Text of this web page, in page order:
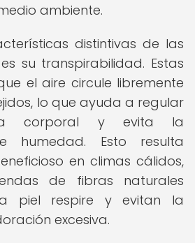
ambiente.
distintivas de las
su transpirabilidad. Estas
el aire circule libremente
lo que ayuda a regular
corporal y evita la
humedad. Esto resulta
en climas cálidos,
de fibras naturales
piel respire y evitan la
excesiva.